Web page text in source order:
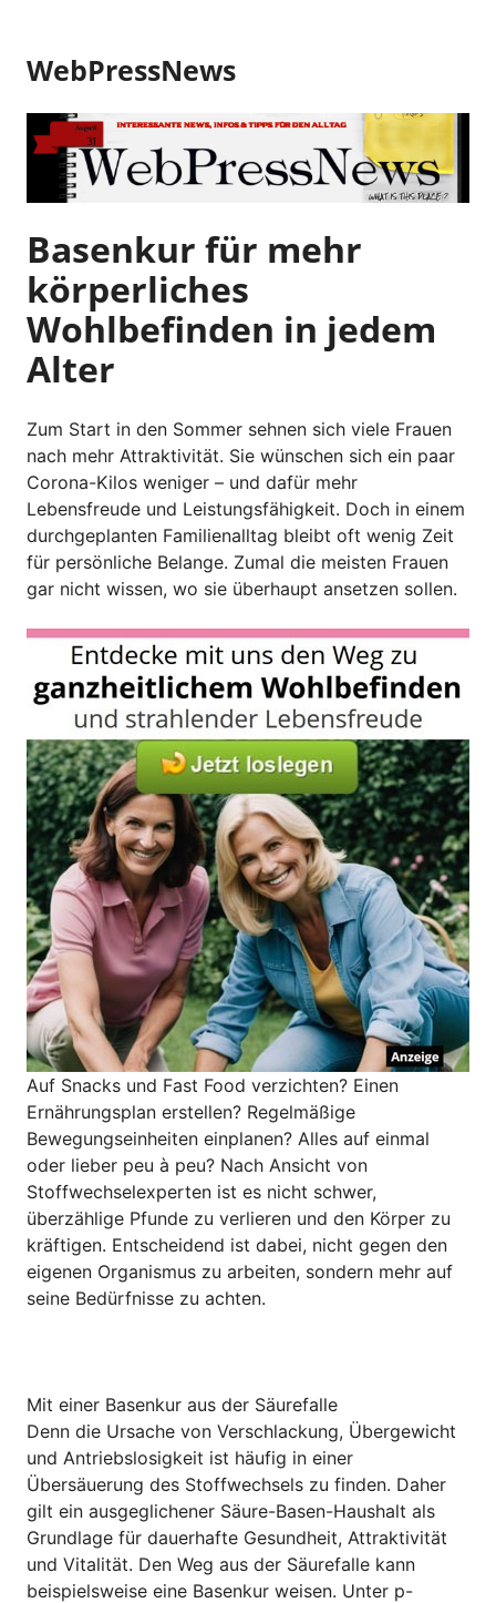
m
n
h
l
s
p
r
i
n
g
n
WebPressNews
Basenkur für mehr
körperliches
Wohlbefinden in jedem
Alter
Zum Start in den Sommer sehnen sich viele Frauen
nach mehr Attraktivität. Sie wünschen sich ein paar
Corona-Kilos weniger – und dafür mehr
Lebensfreude und Leistungsfähigkeit. Doch in einem
durchgeplanten Familienalltag bleibt oft wenig Zeit
für persönliche Belange. Zumal die meisten Frauen
gar nicht wissen, wo sie überhaupt ansetzen sollen.
Auf Snacks und Fast Food verzichten? Einen
Ernährungsplan erstellen? Regelmäßige
Bewegungseinheiten einplanen? Alles auf einmal
oder lieber peu à peu? Nach Ansicht von
Stoffwechselexperten ist es nicht schwer,
überzählige Pfunde zu verlieren und den Körper zu
kräftigen. Entscheidend ist dabei, nicht gegen den
eigenen Organismus zu arbeiten, sondern mehr auf
seine Bedürfnisse zu achten.
Mit einer Basenkur aus der Säurefalle
Denn die Ursache von Verschlackung, Übergewicht
und Antriebslosigkeit ist häufig in einer
Übersäuerung des Stoffwechsels zu finden. Daher
gilt ein ausgeglichener Säure-Basen-Haushalt als
Grundlage für dauerhafte Gesundheit, Attraktivität
und Vitalität. Den Weg aus der Säurefalle kann
beispielsweise eine Basenkur weisen. Unter p-